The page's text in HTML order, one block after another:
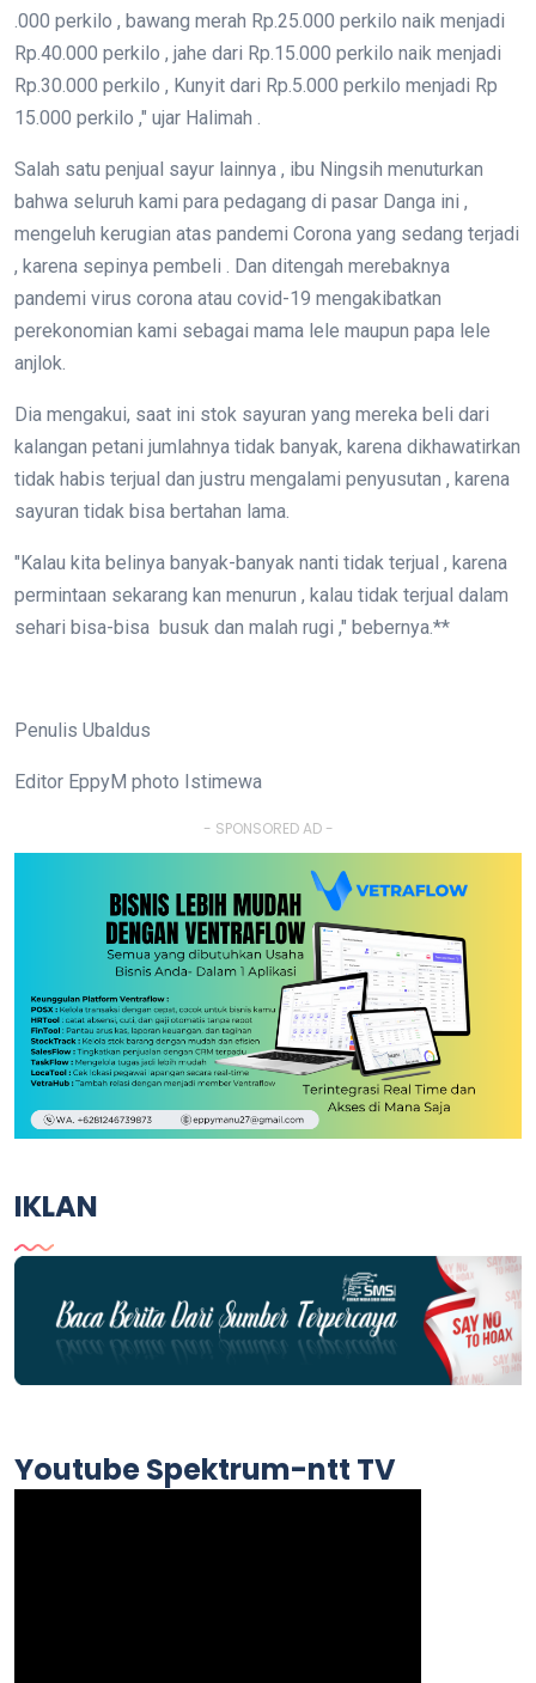
.000 perkilo , bawang merah Rp.25.000 perkilo naik menjadi
Rp.40.000 perkilo , jahe dari Rp.15.000 perkilo naik menjadi
Rp.30.000 perkilo , Kunyit dari Rp.5.000 perkilo menjadi Rp
15.000 perkilo ," ujar Halimah .
Salah satu penjual sayur lainnya , ibu Ningsih menuturkan
bahwa seluruh kami para pedagang di pasar Danga ini ,
mengeluh kerugian atas pandemi Corona yang sedang terjadi
, karena sepinya pembeli . Dan ditengah merebaknya
pandemi virus corona atau covid-19 mengakibatkan
perekonomian kami sebagai mama lele maupun papa lele
anjlok.
Dia mengakui, saat ini stok sayuran yang mereka beli dari
kalangan petani jumlahnya tidak banyak, karena dikhawatirkan
tidak habis terjual dan justru mengalami penyusutan , karena
sayuran tidak bisa bertahan lama.
"Kalau kita belinya banyak-banyak nanti tidak terjual , karena
permintaan sekarang kan menurun , kalau tidak terjual dalam
sehari bisa-bisa busuk dan malah rugi ," bebernya.**
Penulis Ubaldus
Editor EppyM photo Istimewa
- SPONSORED AD -
IKLAN
Youtube Spektrum-ntt TV